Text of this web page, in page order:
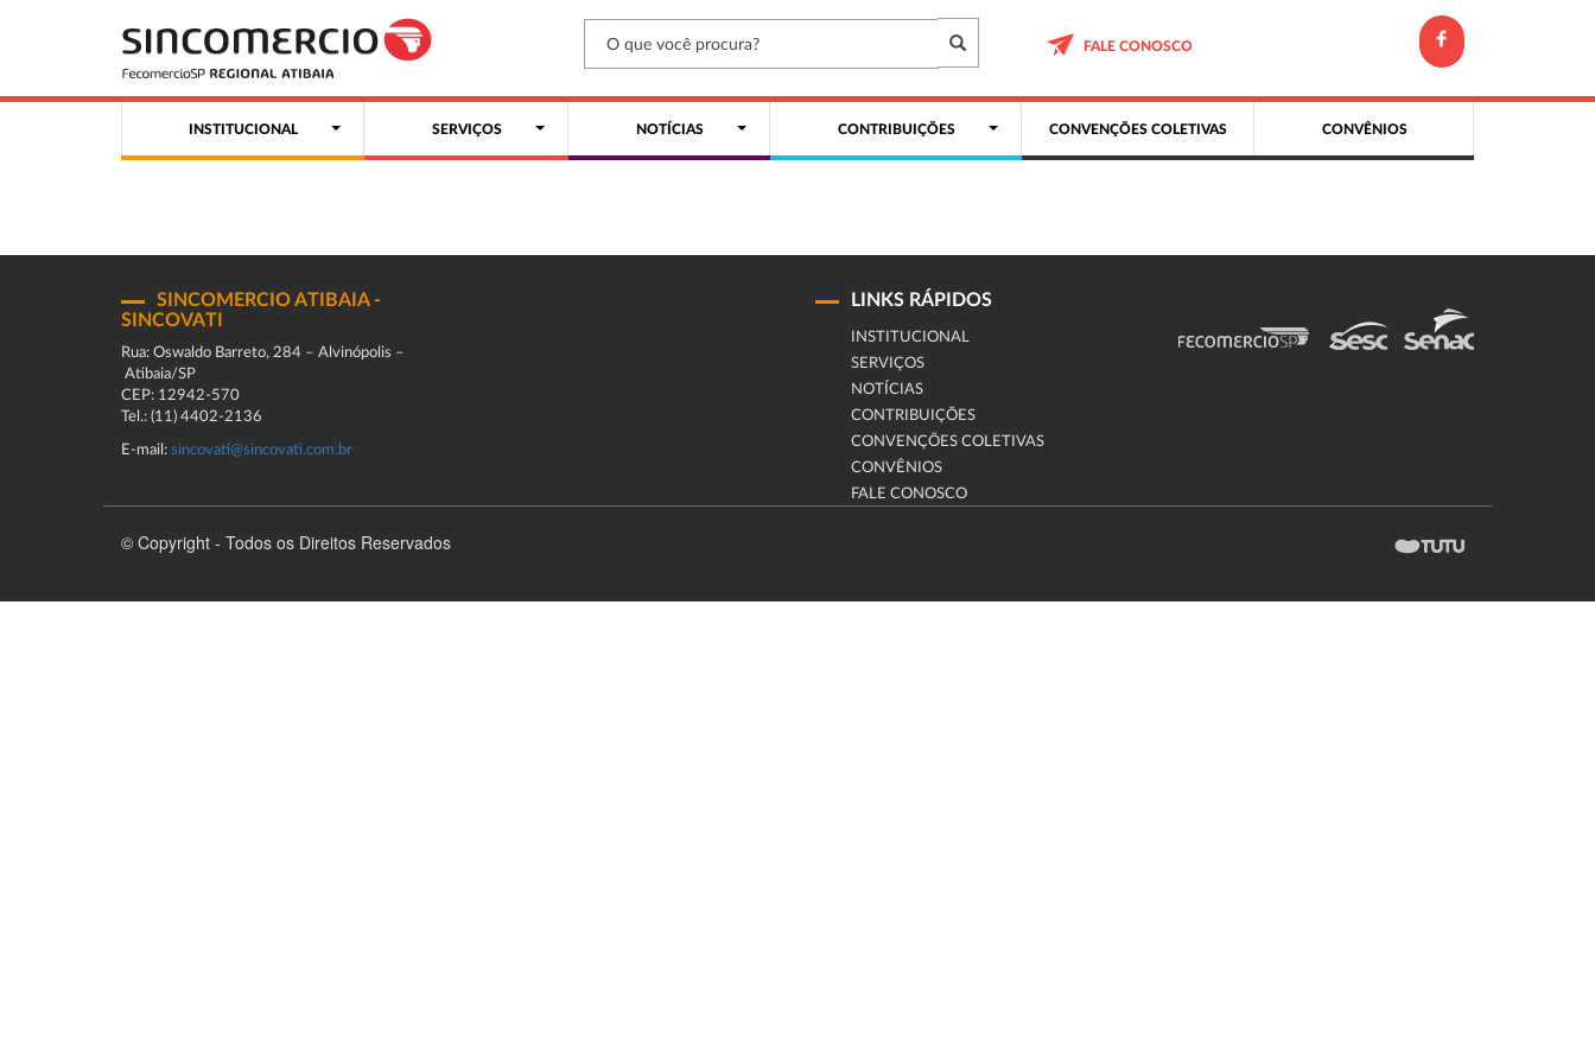
FALE CONOSCO
INSTITUCIONAL SERVIÇOS NOTÍCIAS CONTRIBUIÇÕES CONVENÇÕES COLETIVAS CONVÊNIOS
SINCOMERCIO ATIBAIA -
SINCOVATI
Rua: Oswaldo Barreto, 284 – Alvinópolis –
Atibaia/SP
CEP: 12942-570
Tel.: (11) 4402-2136
E-mail: sincovati@sincovati.com.br
LINKS RÁPIDOS
INSTITUCIONAL
SERVIÇOS
NOTÍCIAS
CONTRIBUIÇÕES
CONVENÇÕES COLETIVAS
CONVÊNIOS
FALE CONOSCO
© Copyright - Todos os Direitos Reservados